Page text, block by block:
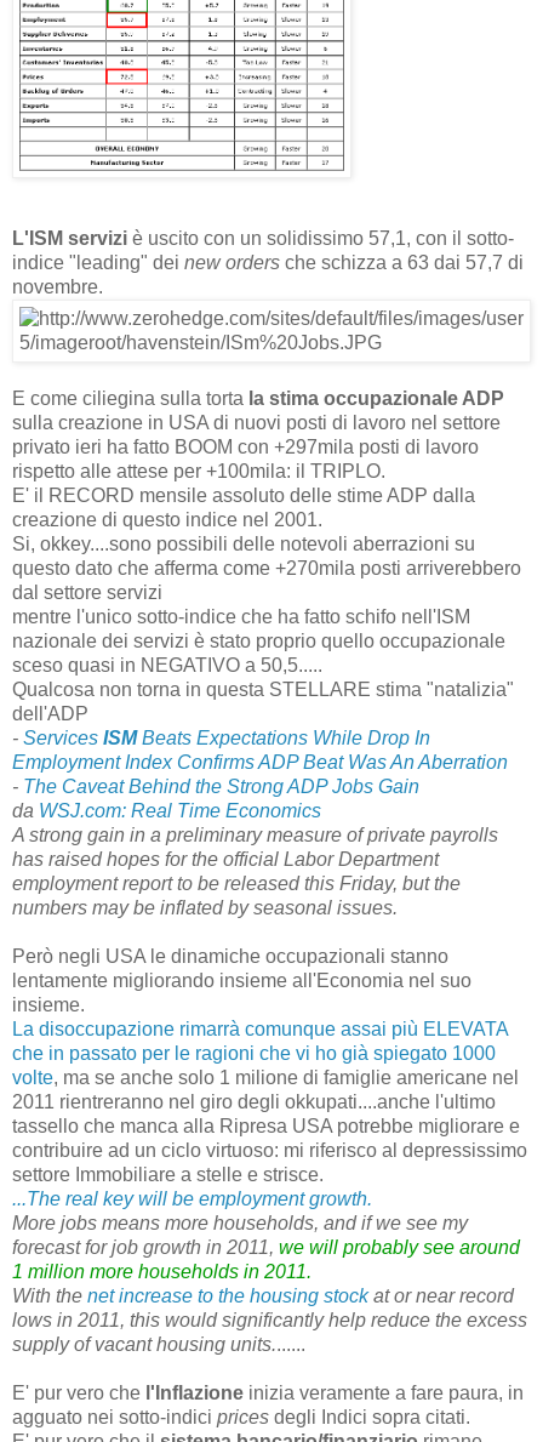
L'ISM servizi è uscito con un solidissimo 57,1, con il sotto-
indice "leading" dei new orders che schizza a 63 dai 57,7 di
novembre.
E come ciliegina sulla torta la stima occupazionale ADP
sulla creazione in USA di nuovi posti di lavoro nel settore
privato ieri ha fatto BOOM con +297mila posti di lavoro
rispetto alle attese per +100mila: il TRIPLO.
E' il RECORD mensile assoluto delle stime ADP dalla
creazione di questo indice nel 2001.
Si, okkey....sono possibili delle notevoli aberrazioni su
questo dato che afferma come +270mila posti arriverebbero
dal settore servizi
mentre l'unico sotto-indice che ha fatto schifo nell'ISM
nazionale dei servizi è stato proprio quello occupazionale
sceso quasi in NEGATIVO a 50,5.....
Qualcosa non torna in questa STELLARE stima "natalizia"
dell'ADP
- Services ISMBeats Expectations While Drop In
Employment Index Confirms ADP Beat Was An Aberration
- The Caveat Behind the Strong ADP Jobs Gain
da WSJ.com: Real Time Economics
A strong gain in a preliminary measure of private payrolls
has raised hopes for the official Labor Department
employment report to be released this Friday, but the
numbers may be inflated by seasonal issues.
Però negli USA le dinamiche occupazionali stanno
lentamente migliorando insieme all'Economia nel suo
insieme.
La disoccupazione rimarrà comunque assai più ELEVATA
che in passato per le ragioni che vi ho già spiegato 1000
volte, ma se anche solo 1 milione di famiglie americane nel
2011 rientreranno nel giro degli okkupati....anche l'ultimo
tassello che manca alla Ripresa USA potrebbe migliorare e
contribuire ad un ciclo virtuoso: mi riferisco al depressissimo
settore Immobiliare a stelle e strisce.
...The real key will be employment growth.
More jobs means more households, and if we see my
forecast for job growth in 2011, we will probably see around
1 million more households in 2011.
With the net increase to the housing stockat or near record
lows in 2011, this would significantly help reduce the excess
supply of vacant housing units.......
E' pur vero che l'Inflazione inizia veramente a fare paura, in
agguato nei sotto-indici prices degli Indici sopra citati.